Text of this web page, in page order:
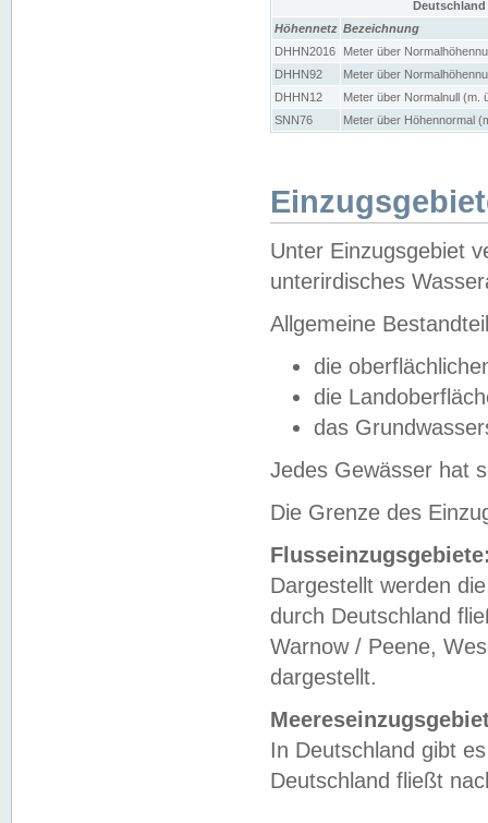
Höhennetz Bezeichnung
DHHN2016
Meter über
DHHN92
Meter über
DHHN12
Meter über Normalnull (m.
SNN76
Meter über Höhennormal
Unter Einzugsgebiet
unterirdisches
Allgemeine
die
die
das
Jedes Gewässer hat
Die Grenze des
Dargestellt werden
durch Deutschland
Warnow / Peene,
dargestellt.
In Deutschland gibt
Deutschland fließt